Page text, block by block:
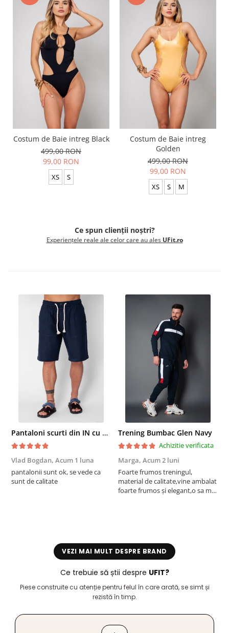
Costum de Baie intreg Black
499,00 RON
99,00 RON
XS S
Costum de Baie intreg
Golden
499,00 RON
99,00 RON
XS S M
Ce spun clienții noștri?
Experiențele reale ale celor care au ales UFit.ro
Pantaloni scurti din IN cu nasture si snur Navy
Vlad Bogdan, Acum 1 luna
pantalonii sunt ok, se vede ca
sunt de calitate
Trening Bumbac Glen Navy
Achizitie verificata
Marga, Acum 2 luni
Foarte frumos treningul,
material de calitate,vine ambalat
foarte frumos și elegant,o sa mai
VEZI MAI MULT DESPRE BRAND
Ce trebuie să știi despre UFIT?
Piese construite cu atenție pentru felul în care arată, se simt și
rezistă în timp.